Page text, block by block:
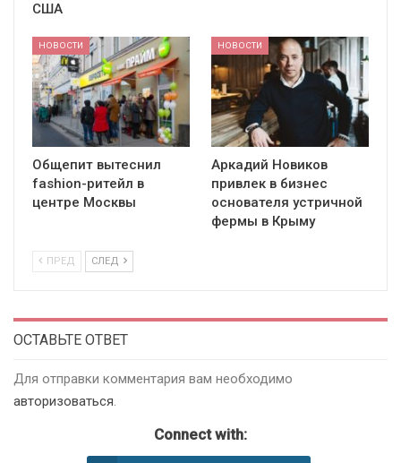
США
НОВОСТИ
Общепит вытеснил
fashion-ритейл в
центре Москвы
НОВОСТИ
Аркадий Новиков
привлек в бизнес
основателя устричной
фермы в Крыму
ПРЕД СЛЕД
ОСТАВЬТЕ ОТВЕТ
Для отправки комментария вам необходимо
авторизоваться.
Connect with: